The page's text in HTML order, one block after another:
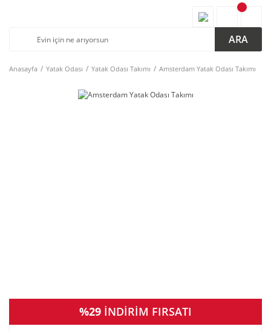
ARA
Anasayfa Yatak Odası Yatak Odası Takımı Amsterdam Yatak Odası Takımı
%29 İNDİRİM FIRSATI